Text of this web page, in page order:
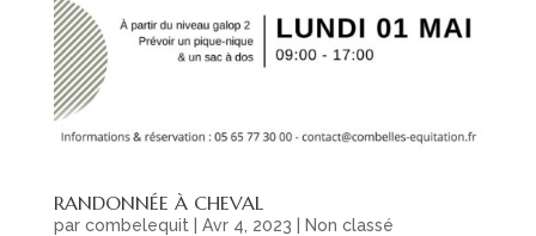
RANDONNÉE À CHEVAL
par combelequit | Avr 4, 2023 | Non classé